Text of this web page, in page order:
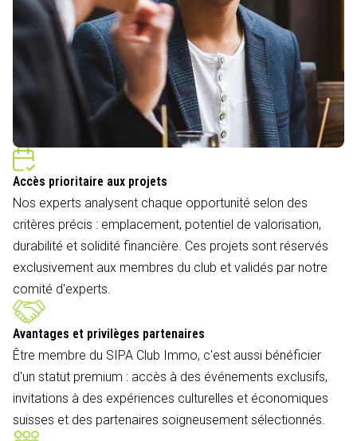
Accès prioritaire aux projets
Nos experts analysent chaque opportunité selon des
critères précis : emplacement, potentiel de valorisation,
durabilité et solidité financière. Ces projets sont réservés
exclusivement aux membres du club et validés par notre
comité d'experts.
Avantages et privilèges partenaires
Être membre du SIPA Club Immo, c'est aussi bénéficier
d'un statut premium : accès à des événements exclusifs,
invitations à des expériences culturelles et économiques
suisses et des partenaires soigneusement sélectionnés.